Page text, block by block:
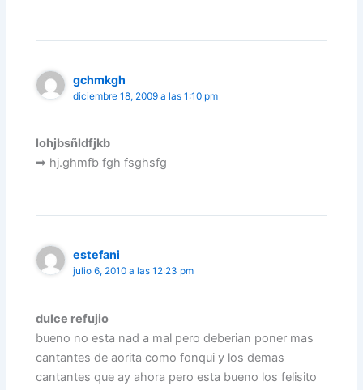
gchmkgh
diciembre 18, 2009 a las 1:10 pm
lohjbsñldfjkb
➡ hj.ghmfb fgh fsghsfg
estefani
julio 6, 2010 a las 12:23 pm
dulce refujio
bueno no esta nad a mal pero deberian poner mas
cantantes de aorita como fonqui y los demas
cantantes que ay ahora pero esta bueno los felisito